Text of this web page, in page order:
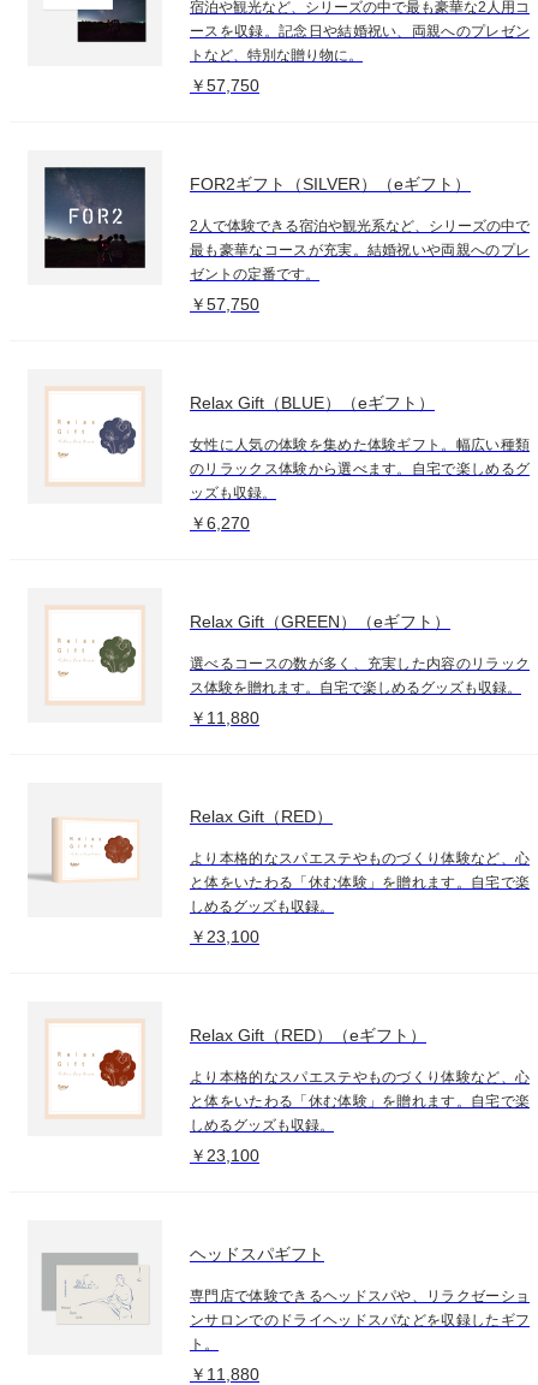
宿泊や観光など、シリーズの中で最も豪華な2人用コ
ースを収録。記念日や結婚祝い、両親へのプレゼン
トなど、特別な贈り物に。
￥57,750
FOR2ギフト（SILVER）（eギフト）
2人で体験できる宿泊や観光系など、シリーズの中で
最も豪華なコースが充実。結婚祝いや両親へのプレ
ゼントの定番です。
￥57,750
Relax Gift（BLUE）（eギフト）
女性に人気の体験を集めた体験ギフト。幅広い種類
のリラックス体験から選べます。自宅で楽しめるグ
ッズも収録。
￥6,270
Relax Gift（GREEN）（eギフト）
選べるコースの数が多く、充実した内容のリラック
ス体験を贈れます。自宅で楽しめるグッズも収録。
￥11,880
Relax Gift（RED）
より本格的なスパエステやものづくり体験など、心
と体をいたわる「休む体験」を贈れます。自宅で楽
しめるグッズも収録。
￥23,100
Relax Gift（RED）（eギフト）
より本格的なスパエステやものづくり体験など、心
と体をいたわる「休む体験」を贈れます。自宅で楽
しめるグッズも収録。
￥23,100
ヘッドスパギフト
専門店で体験できるヘッドスパや、リラクゼーショ
ンサロンでのドライヘッドスパなどを収録したギフ
ト。
￥11,880